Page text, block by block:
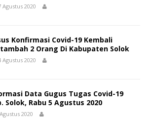
Agustus 2020
Konfirmasi Covid-19 Kembali
2 Orang Di Kabupaten Solok
Agustus 2020
Data Gugus Tugas Covid-19
Solok, Rabu 5 Agustus 2020
2020